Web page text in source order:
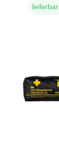
lieferbar